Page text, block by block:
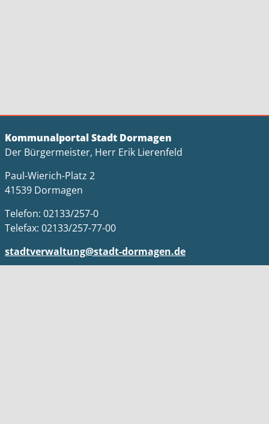
Kommunalportal Stadt Dormagen
Der Bürgermeister, Herr Erik Lierenfeld
Paul-Wierich-Platz 2
41539 Dormagen
Telefon: 02133/257-0
Telefax: 02133/257-77-00
stadtverwaltung@stadt-dormagen.de